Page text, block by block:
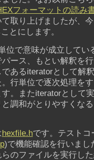
フォーマットの読み
取り上げましたが、
とにします。
位で意味が成立してい
ース、もとい解釈を
あるiteratorとして解
行単位で逐次処理を
。またiteratorとして
調和がとりやすくな
hexfile.hです。テストコ
)で機能確認を行いまし
のファイルを実行し